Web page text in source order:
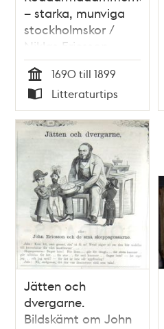
– starka, munviga
stockholmskor /
Niklas Ericsson
Tid
1690 till 1899
Typ
Litteraturtips
Jätten och
dvergarne.
Bildskämt om John